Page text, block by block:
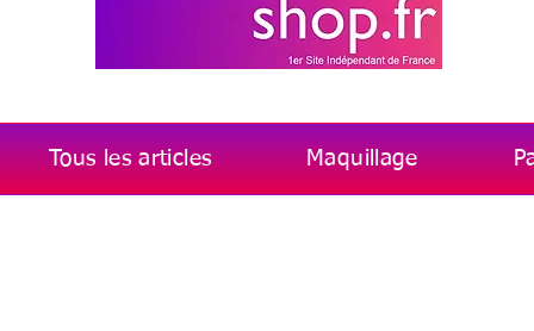
Tous les articles Maquillage